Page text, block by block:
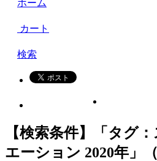
ホーム
カート
検索
【検索条件】「タグ
エーション 2020年」（